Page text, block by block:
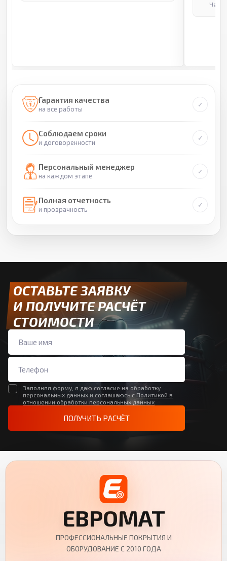
Гарантия качества
на все работы
Соблюдаем сроки
и договоренности
Персональный менеджер
на каждом этапе
Полная отчетность
и прозрачность
ОСТАВЬТЕ ЗАЯВКУ
И ПОЛУЧИТЕ РАСЧЁТ
СТОИМОСТИ
Заполняя форму, я даю согласие на обработку
персональных данных и соглашаюсь с Политикой в
отношении обработки персональных данных
ПОЛУЧИТЬ РАСЧЁТ
ЕВРОМАТ
ПРОФЕССИОНАЛЬНЫЕ ПОКРЫТИЯ И
ОБОРУДОВАНИЕ С 2010 ГОДА